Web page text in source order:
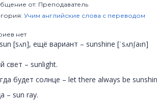
от: Преподаватель
Учим английские слова с переводом
нет
[sʌn], ещё вариант – sunshine [ˈsʌnʃaɪn]
свет – sunlight.
будет солнце – let there always be
– sun ray.